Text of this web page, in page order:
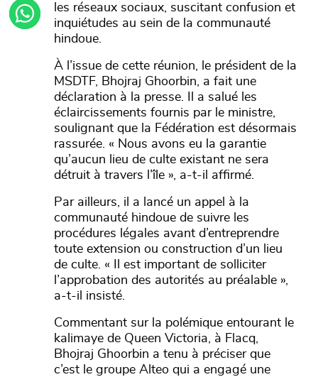
les réseaux sociaux, suscitant confusion et
inquiétudes au sein de la communauté
hindoue.
À l’issue de cette réunion, le président de la
MSDTF, Bhojraj Ghoorbin, a fait une
déclaration à la presse. Il a salué les
éclaircissements fournis par le ministre,
soulignant que la Fédération est désormais
rassurée. « Nous avons eu la garantie
qu’aucun lieu de culte existant ne sera
détruit à travers l’île », a-t-il affirmé.
Par ailleurs, il a lancé un appel à la
communauté hindoue de suivre les
procédures légales avant d’entreprendre
toute extension ou construction d’un lieu
de culte. « Il est important de solliciter
l’approbation des autorités au préalable »,
a-t-il insisté.
Commentant sur la polémique entourant le
kalimaye de Queen Victoria, à Flacq,
Bhojraj Ghoorbin a tenu à préciser que
c’est le groupe Alteo qui a engagé une